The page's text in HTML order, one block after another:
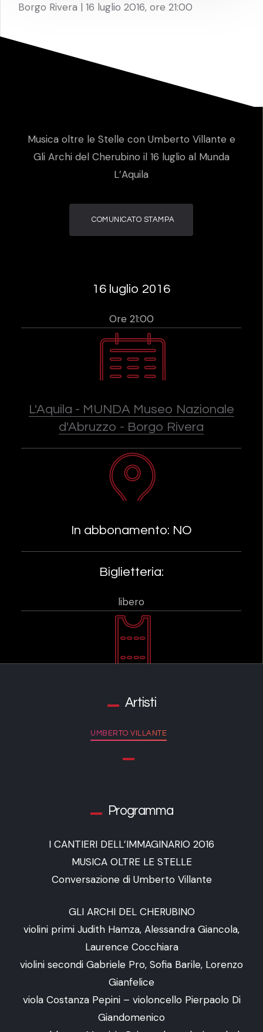
Borgo Rivera | 16 luglio 2016, ore 21:00
Musica oltre le Stelle con Umberto Villante e
Gli Archi del Cherubino il 16 luglio al Munda
L’Aquila
COMUNICATO STAMPA
16 luglio 2016
Ore 21:00
L'Aquila - MUNDA Museo Nazionale
d'Abruzzo - Borgo Rivera
In abbonamento: NO
Biglietteria:
libero
Artisti
UMBERTO VILLANTE
Programma
I CANTIERI DELL’IMMAGINARIO 2016
MUSICA OLTRE LE STELLE
Conversazione di Umberto Villante
GLI ARCHI DEL CHERUBINO
violini primi Judith Hamza, Alessandra Giancola,
Laurence Cocchiara
violini secondi Gabriele Pro, Sofia Barile, Lorenzo
Gianfelice
viola Costanza Pepini – violoncello Pierpaolo Di
Giandomenico